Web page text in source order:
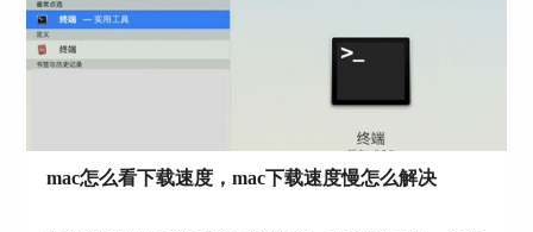
图4：使用folx下载
mac怎么看下载速度，mac下载速度慢怎么解决